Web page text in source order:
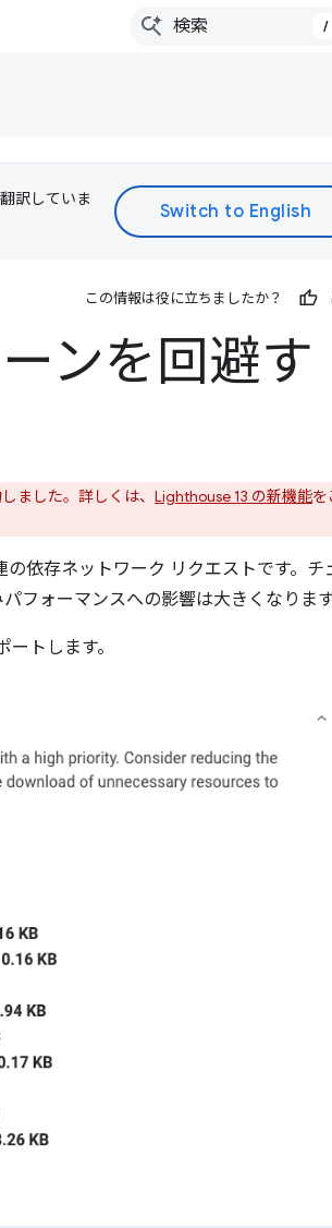
/
訳していま
この情報は役に立ちましたか？
ンを回避す
ました。詳しくは、 Lighthouse 13 の新機能を
依存ネットワーク リクエストです。チ
フォーマンスへの影響は大きくなります
トします。